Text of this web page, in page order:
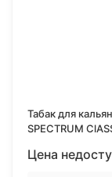
Табак для
SPECTRUM
(Банан)
Цена